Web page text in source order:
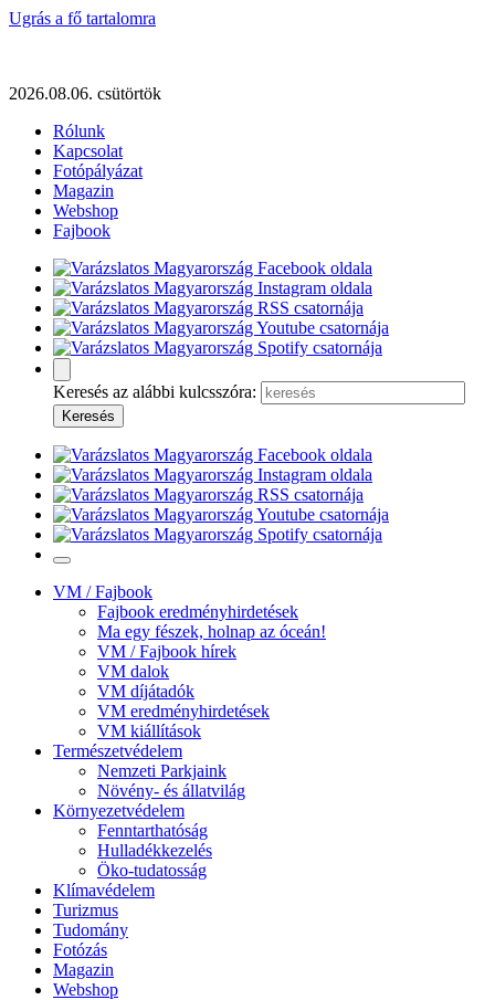
Ugrás a fő tartalomra
2026.08.06. csütörtök
Rólunk
Kapcsolat
Fotópályázat
Magazin
Webshop
Fajbook
Keresés az alábbi kulcsszóra:
VM / Fajbook
Fajbook eredményhirdetések
Ma egy fészek, holnap az óceán!
VM / Fajbook hírek
VM dalok
VM díjátadók
VM eredményhirdetések
VM kiállítások
Természetvédelem
Nemzeti Parkjaink
Növény- és állatvilág
Környezetvédelem
Fenntarthatóság
Hulladékkezelés
Öko-tudatosság
Klímavédelem
Turizmus
Tudomány
Fotózás
Magazin
Webshop